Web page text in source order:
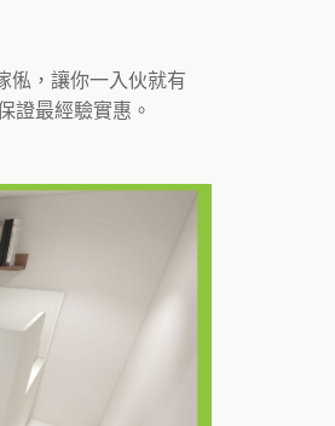
俬，讓你一入伙就有
證最經驗實惠。